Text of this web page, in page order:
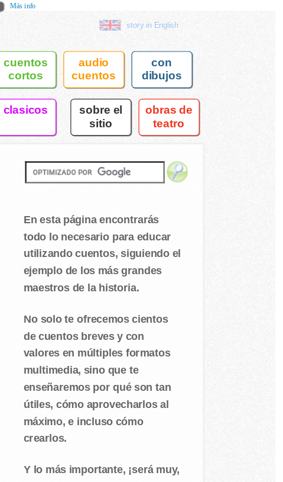
story in English
cuentos
cortos
audio
cuentos
con
dibujos
clasicos
sobre el
sitio
obras de
teatro
En esta página encontrarás
todo lo necesario para educar
utilizando cuentos, siguiendo el
ejemplo de los más grandes
maestros de la historia.
No solo te ofrecemos cientos
de cuentos breves y con
valores en múltiples formatos
multimedia, sino que te
enseñaremos por qué son tan
útiles, cómo aprovecharlos al
máximo, e incluso cómo
crearlos.
Y lo más importante, ¡será muy,
Más info